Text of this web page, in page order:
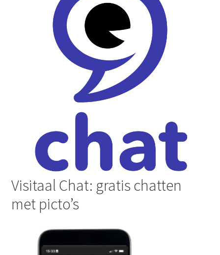
Visitaal Chat: gratis chatten
met picto’s